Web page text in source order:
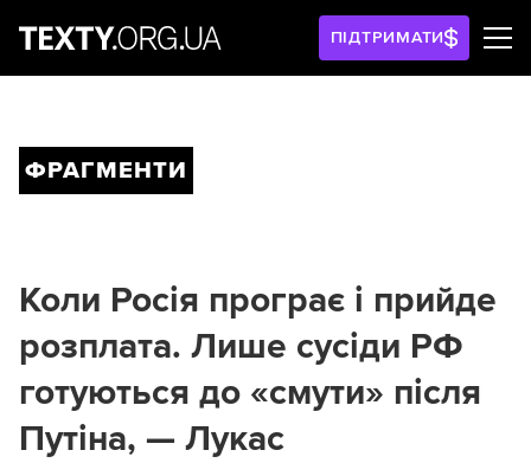
ПІДТРИМАТИ
ФРАГМЕНТИ
Коли Росія програє і прийде
розплата. Лише сусіди РФ
готуються до «смути» після
Путіна, — Лукас